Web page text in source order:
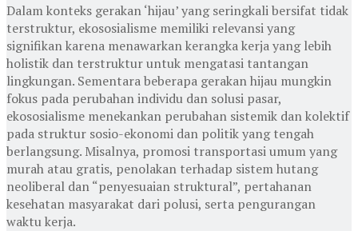
Dalam konteks gerakan ‘hijau’ yang seringkali bersifat tidak
terstruktur, ekososialisme memiliki relevansi yang
signifikan karena menawarkan kerangka kerja yang lebih
holistik dan terstruktur untuk mengatasi tantangan
lingkungan. Sementara beberapa gerakan hijau mungkin
fokus pada perubahan individu dan solusi pasar,
ekososialisme menekankan perubahan sistemik dan kolektif
pada struktur sosio-ekonomi dan politik yang tengah
berlangsung. Misalnya, promosi transportasi umum yang
murah atau gratis, penolakan terhadap sistem hutang
neoliberal dan “penyesuaian struktural”, pertahanan
kesehatan masyarakat dari polusi, serta pengurangan
waktu kerja.